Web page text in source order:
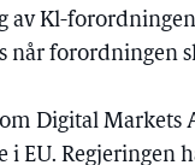
av Kl-
når forordningen
Digital Markets
i EU. Regjeringen